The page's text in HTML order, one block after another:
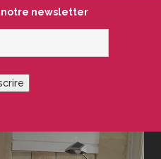
notre newsletter